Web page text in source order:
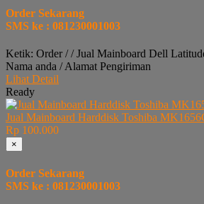
Order Sekarang
SMS ke : 081230001003
Ketik: Order / / Jual Mainboard Dell
Nama anda / Alamat Pengiriman
Lihat Detail
Ready
Jual Mainboard Harddisk Toshiba
Rp 100.000
×
Order Sekarang
SMS ke : 081230001003